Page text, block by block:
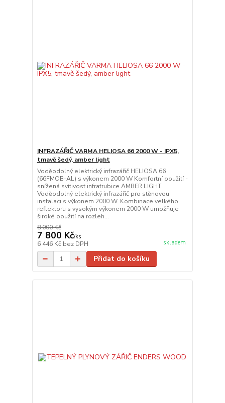
INFRAZÁŘIČ VARMA HELIOSA 66 2000 W - IPX5,
tmavě šedý, amber light
Voděodolný elektrický infrazářič HELIOSA 66
(66FMOB-AL) s výkonem 2000 W Komfortní použití -
snížená svítivost infratrubice AMBER LIGHT
Voděodolný elektrický infrazářič pro stěnovou
instalaci s výkonem 2000 W. Kombinace velkého
reflektoru s vysokým výkonem 2000 W umožňuje
široké použití na rozleh...
8 000 Kč
7 800 Kč/ks
6 446 Kč bez DPH skladem
Přidat do košíku